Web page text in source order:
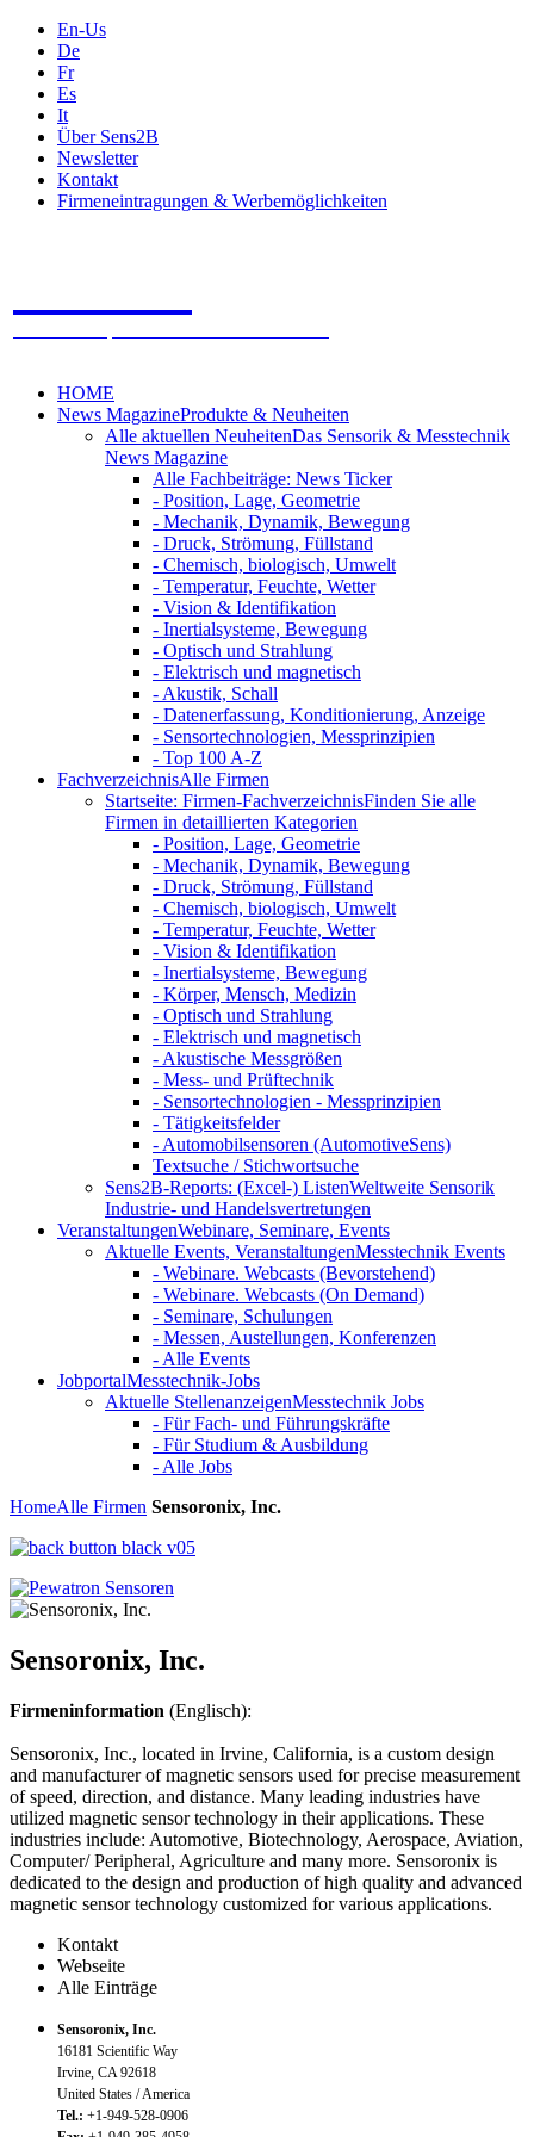
En-Us
De
Fr
Es
It
Über Sens2B
Newsletter
Kontakt
Firmeneintragungen & Werbemöglichkeiten
HOME
News MagazineProdukte & Neuheiten
Alle aktuellen NeuheitenDas Sensorik & Messtechnik
News Magazine
Alle Fachbeiträge: News Ticker
- Position, Lage, Geometrie
- Mechanik, Dynamik, Bewegung
- Druck, Strömung, Füllstand
- Chemisch, biologisch, Umwelt
- Temperatur, Feuchte, Wetter
- Vision & Identifikation
- Inertialsysteme, Bewegung
- Optisch und Strahlung
- Elektrisch und magnetisch
- Akustik, Schall
- Datenerfassung, Konditionierung, Anzeige
- Sensortechnologien, Messprinzipien
- Top 100 A-Z
FachverzeichnisAlle Firmen
Startseite: Firmen-FachverzeichnisFinden Sie alle
Firmen in detaillierten Kategorien
- Position, Lage, Geometrie
- Mechanik, Dynamik, Bewegung
- Druck, Strömung, Füllstand
- Chemisch, biologisch, Umwelt
- Temperatur, Feuchte, Wetter
- Vision & Identifikation
- Inertialsysteme, Bewegung
- Körper, Mensch, Medizin
- Optisch und Strahlung
- Elektrisch und magnetisch
- Akustische Messgrößen
- Mess- und Prüftechnik
- Sensortechnologien - Messprinzipien
- Tätigkeitsfelder
- Automobilsensoren (AutomotiveSens)
Textsuche / Stichwortsuche
Sens2B-Reports: (Excel-) ListenWeltweite Sensorik
Industrie- und Handelsvertretungen
VeranstaltungenWebinare, Seminare, Events
Aktuelle Events, VeranstaltungenMesstechnik Events
- Webinare. Webcasts (Bevorstehend)
- Webinare. Webcasts (On Demand)
- Seminare, Schulungen
- Messen, Austellungen, Konferenzen
- Alle Events
JobportalMesstechnik-Jobs
Aktuelle StellenanzeigenMesstechnik Jobs
- Für Fach- und Führungskräfte
- Für Studium & Ausbildung
- Alle Jobs
HomeAlle Firmen Sensoronix, Inc.
Sensoronix, Inc.
Firmeninformation (Englisch):
Sensoronix, Inc., located in Irvine, California, is a custom design
and manufacturer of magnetic sensors used for precise measurement
of speed, direction, and distance. Many leading industries have
utilized magnetic sensor technology in their applications. These
industries include: Automotive, Biotechnology, Aerospace, Aviation,
Computer/ Peripheral, Agriculture and many more. Sensoronix is
dedicated to the design and production of high quality and advanced
magnetic sensor technology customized for various applications.
Kontakt
Webseite
Alle Einträge
Sensoronix, Inc.
16181 Scientific Way
Irvine, CA 92618
United States / America
Tel.: +1-949-528-0906